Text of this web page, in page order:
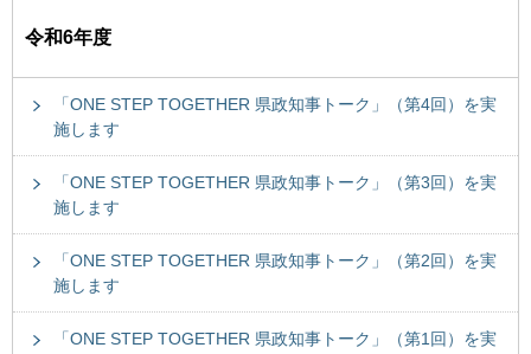
令和6年度
「ONE STEP TOGETHER 県政知事トーク」（第4回）を実
施します
「ONE STEP TOGETHER 県政知事トーク」（第3回）を実
施します
「ONE STEP TOGETHER 県政知事トーク」（第2回）を実
施します
「ONE STEP TOGETHER 県政知事トーク」（第1回）を実